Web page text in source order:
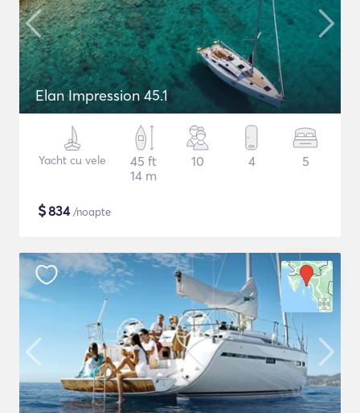
Elan Impression 45.1
Yacht cu vele
45 ft
14 m
10 4 5
$834/noapte